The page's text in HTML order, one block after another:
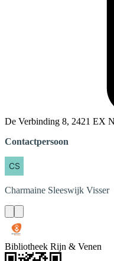
De Verbinding 8, 2421 EX
Contactpersoon
Charmaine Sleeswijk Visser
Bibliotheek Rijn & Venen